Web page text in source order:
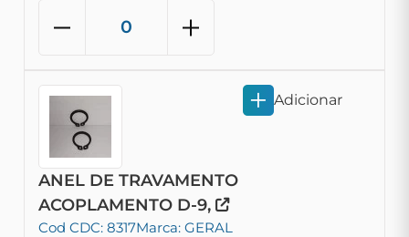
ANEL DE TRAVAMENTO
ACOPLAMENTO D-9,
Cod CDC: 8317Marca: GERAL
Adicionar